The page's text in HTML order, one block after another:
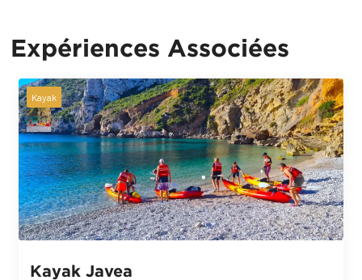
Expériences Associées
Kayak
Kayak Javea